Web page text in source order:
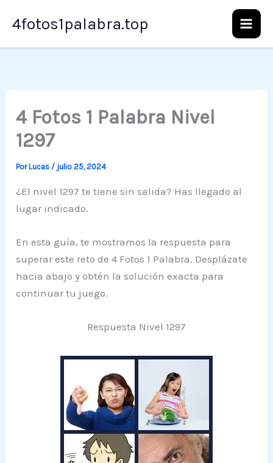
4fotos1palabra.top
4 Fotos 1 Palabra Nivel
1297
PorLucas / julio 25, 2024
¿El nivel 1297 te tiene sin salida? Has llegado al
lugar indicado.
En esta guía, te mostramos la respuesta para
superar este reto de 4 Fotos 1 Palabra. Desplázate
hacia abajo y obtén la solución exacta para
continuar tu juego.
Respuesta Nivel 1297